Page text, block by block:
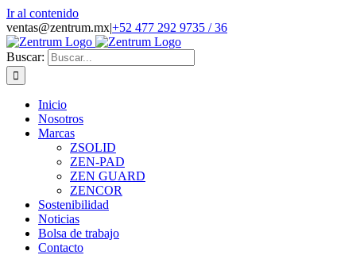
Ir al contenido
ventas@zentrum.mx|+52 477 292 9735 / 36
Buscar:
Inicio
Nosotros
Marcas
ZSOLID
ZEN-PAD
ZEN GUARD
ZENCOR
Sostenibilidad
Noticias
Bolsa de trabajo
Contacto